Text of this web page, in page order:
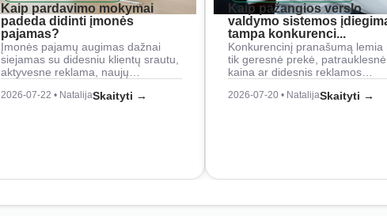
Kaip pardavimo mokymai
padeda didinti įmonės
pajamas?
Įmonės pajamų augimas dažnai
siejamas su didesniu klientų srautu,
aktyvesne reklama, naujų…
2026-07-22 • NatalijaSkaityti →
Kaip pažangios verslo
valdymo sistemos
tampa konkurenci...
Konkurencinį pranašumą lemia
tik geresnė prekė, patrauklesnė
kaina ar didesnis reklamos…
2026-07-20 • NatalijaSkaityti →